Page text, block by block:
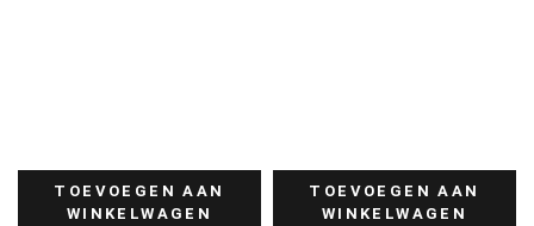
TOEVOEGEN AAN
WINKELWAGEN
TOEVOEGEN AAN
WINKELWAGEN